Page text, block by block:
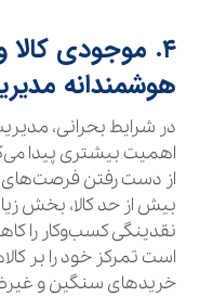
۴. موجودی
هوشمندانه
در شرایط بحرانی،
اهمیت بیشتری پیدا
از دست رفتن فرصت‌های
بیش از حد کالا، بخش
نقدینگی کسب‌وکار را
است تمرکز خود را بر
خریدهای سنگین و